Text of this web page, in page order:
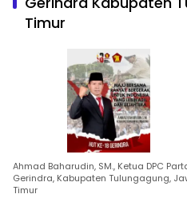
Timur
Ahmad Baharudin, SM., Ketua DPC
Gerindra, Kabupaten Tulungagung,
Timur